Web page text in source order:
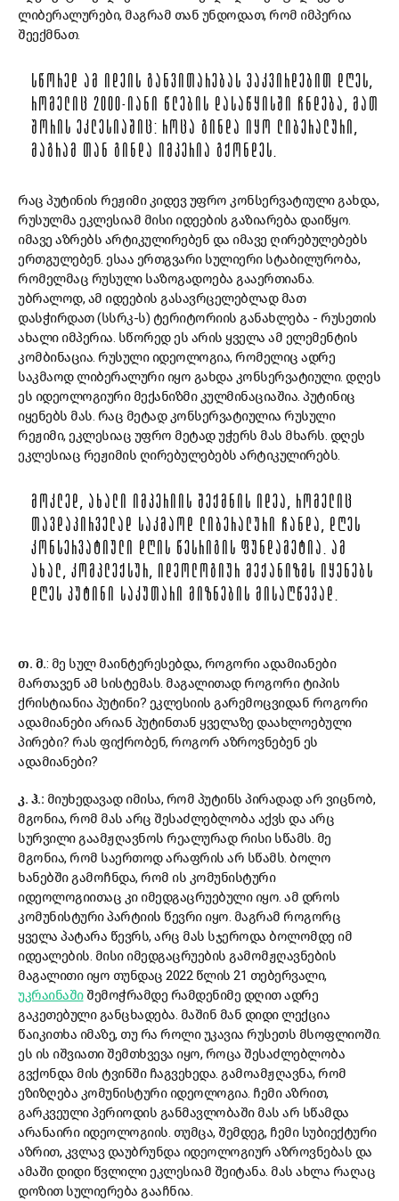
ლიბერალურები, მაგრამ თან უნდოდათ, რომ იმპერია
შეექმნათ.
ᲡᲬᲝᲠᲔᲓ ᲐᲛ ᲘᲓᲔᲘᲡ ᲒᲐᲜᲕᲘᲗᲐᲠᲔᲑᲐᲡ ᲕᲐᲙᲕᲘᲠᲓᲔᲑᲘᲗ ᲓᲦᲔᲡ,
ᲠᲝᲛᲔᲚᲘᲪ 2000-ᲘᲐᲜᲘ ᲬᲚᲔᲑᲘᲡ ᲓᲐᲡᲐᲬᲧᲘᲡᲨᲘ ᲩᲜᲓᲔᲑᲐ, ᲛᲐᲗ
ᲨᲝᲠᲘᲡ ᲔᲙᲚᲔᲡᲘᲐᲨᲘᲪ: ᲠᲝᲪᲐ ᲒᲘᲜᲓᲐ ᲘᲧᲝ ᲚᲘᲑᲔᲠᲐᲚᲣᲠᲘ,
ᲛᲐᲒᲠᲐᲛ ᲗᲐᲜ ᲒᲘᲜᲓᲐ ᲘᲛᲞᲔᲠᲘᲐ ᲒᲥᲝᲜᲓᲔᲡ.
რაც პუტინის რეჟიმი კიდევ უფრო კონსერვატიული გახდა,
რუსულმა ეკლესიამ მისი იდეების გაზიარება დაიწყო.
იმავე აზრებს არტიკულირებენ და იმავე ღირებულებებს
ერთგულებენ. ესაა ერთგვარი სულიერი სტაბილურობა,
რომელმაც რუსული საზოგადოება გააერთიანა.
უბრალოდ, ამ იდეების გასავრცელებლად მათ
დასჭირდათ (სსრკ-ს) ტერიტორიის განახლება - რუსეთის
ახალი იმპერია. სწორედ ეს არის ყველა ამ ელემენტის
კომბინაცია. რუსული იდეოლოგია, რომელიც ადრე
საკმაოდ ლიბერალური იყო გახდა კონსერვატიული. დღეს
ეს იდეოლოგიური მექანიზმი კულმინაციაშია. პუტინიც
იყენებს მას. რაც მეტად კონსერვატიულია რუსული
რეჟიმი, ეკლესიაც უფრო მეტად უჭერს მას მხარს. დღეს
ეკლესიაც რეჟიმის ღირებულებებს არტიკულირებს.
ᲛᲝᲙᲚᲔᲓ, ᲐᲮᲐᲚᲘ ᲘᲛᲞᲔᲠᲘᲘᲡ ᲨᲔᲥᲛᲜᲘᲡ ᲘᲓᲔᲐ, ᲠᲝᲛᲔᲚᲘᲪ
ᲗᲐᲕᲓᲐᲞᲘᲠᲕᲔᲚᲐᲓ ᲡᲐᲙᲛᲐᲝᲓ ᲚᲘᲑᲔᲠᲐᲚᲣᲠᲘ ᲩᲐᲜᲓᲐ, ᲓᲦᲔᲡ
ᲙᲝᲜᲡᲔᲠᲕᲐᲢᲘᲣᲚᲘ ᲓᲦᲘᲡ ᲬᲔᲡᲠᲘᲒᲘᲡ ᲤᲣᲜᲓᲐᲛᲔᲢᲘᲐ. ᲐᲛ
ᲐᲮᲐᲚ, ᲙᲝᲛᲞᲚᲔᲥᲡᲣᲠ, ᲘᲓᲔᲝᲚᲝᲒᲘᲣᲠ ᲛᲔᲥᲐᲜᲘᲖᲛᲡ ᲘᲧᲔᲜᲔᲑᲡ
ᲓᲦᲔᲡ ᲞᲣᲢᲘᲜᲘ ᲡᲐᲙᲣᲗᲐᲠᲘ ᲛᲘᲖᲜᲔᲑᲘᲡ ᲛᲘᲡᲐᲦᲬᲔᲕᲐᲓ.
თ. მ.: მე სულ მაინტერესებდა, როგორი ადამიანები
მართავენ ამ სისტემას. მაგალითად როგორი ტიპის
ქრისტიანია პუტინი? ეკლესიის გარემოცვიდან როგორი
ადამიანები არიან პუტინთან ყველაზე დაახლოებული
პირები? რას ფიქრობენ, როგორ აზროვნებენ ეს
ადამიანები?
კ. ჰ.: მიუხედავად იმისა, რომ პუტინს პირადად არ ვიცნობ,
მგონია, რომ მას არც შესაძლებლობა აქვს და არც
სურვილი გაამჟღავნოს რეალურად რისი სწამს. მე
მგონია, რომ საერთოდ არაფრის არ სწამს. ბოლო
ხანებში გამოჩნდა, რომ ის კომუნისტური
იდეოლოგიითაც კი იმედგაცრუებული იყო. ამ დროს
კომუნისტური პარტიის წევრი იყო. მაგრამ როგორც
ყველა პატარა წევრს, არც მას სჯეროდა ბოლომდე იმ
იდეალების. მისი იმედგაცრუების გამომჟღავნების
მაგალითი იყო თუნდაც 2022 წლის 21 თებერვალი,
უკრაინაშიშემოჭრამდე რამდენიმე დღით ადრე
გაკეთებული განცხადება. მაშინ მან დიდი ლექცია
წაიკითხა იმაზე, თუ რა როლი უკავია რუსეთს მსოფლიოში.
ეს ის იშვიათი შემთხვევა იყო, როცა შესაძლებლობა
გვქონდა მის ტვინში ჩაგვეხედა. გამოამჟღავნა, რომ
ეზიზღება კომუნისტური იდეოლოგია. ჩემი აზრით,
გარკვეული პერიოდის განმავლობაში მას არ სწამდა
არანაირი იდეოლოგიის. თუმცა, შემდეგ, ჩემი სუბიექტური
აზრით, კვლავ დაუბრუნდა იდეოლოგიურ აზროვნებას და
ამაში დიდი წვლილი ეკლესიამ შეიტანა. მას ახლა რაღაც
დოზით სულიერება გააჩნია.